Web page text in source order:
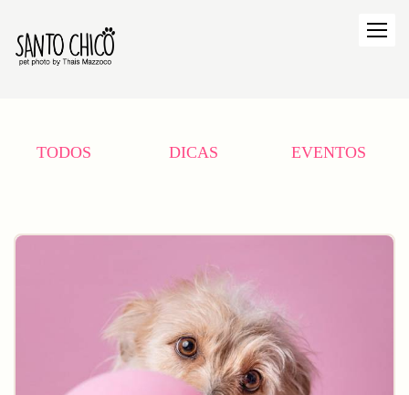
TODOS DICAS EVENTOS